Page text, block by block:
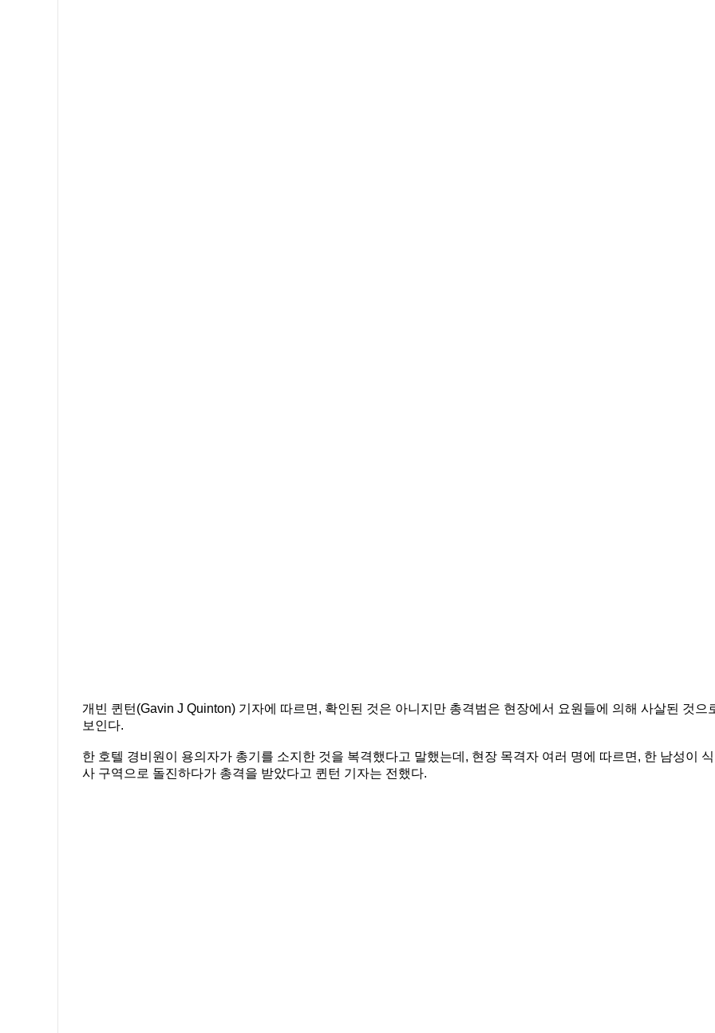
개빈 퀸턴(Gavin J Quinton) 기자에 따르면, 확인된 것은 아니지만 총격범은 현장에서 요원들에 의해 사살된 것으
보인다.
한 호텔 경비원이 용의자가 총기를 소지한 것을 복격했다고 말했는데, 현장 목격자 여러 명에 따르면, 한 남성이 식
사 구역으로 돌진하다가 총격을 받았다고 퀸턴 기자는 전했다.